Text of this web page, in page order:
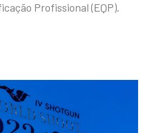
Profissional (EQP).